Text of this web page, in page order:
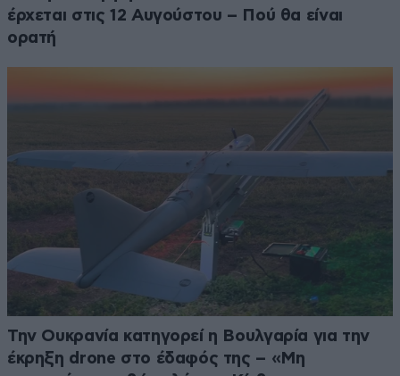
έρχεται στις 12 Αυγούστου – Πού θα είναι
ορατή
Την Ουκρανία κατηγορεί η Βουλγαρία για την
έκρηξη drone στο έδαφός της – «Μη